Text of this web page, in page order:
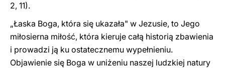
2, 11).
„Łaska Boga, która się ukazała" w Jezusie, to Jego
miłosierna miłość, która kieruje całą historią zbawienia
i prowadzi ją ku ostatecznemu wypełnieniu.
Objawienie się Boga w uniżeniu naszej ludzkiej natury